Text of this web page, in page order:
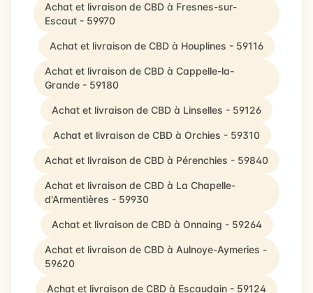
Achat et livraison de CBD à Fresnes-sur-
Escaut - 59970
Achat et livraison de CBD à Houplines - 59116
Achat et livraison de CBD à Cappelle-la-
Grande - 59180
Achat et livraison de CBD à Linselles - 59126
Achat et livraison de CBD à Orchies - 59310
Achat et livraison de CBD à Pérenchies - 59840
Achat et livraison de CBD à La Chapelle-
d'Armentières - 59930
Achat et livraison de CBD à Onnaing - 59264
Achat et livraison de CBD à Aulnoye-Aymeries -
59620
Achat et livraison de CBD à Escaudain - 59124